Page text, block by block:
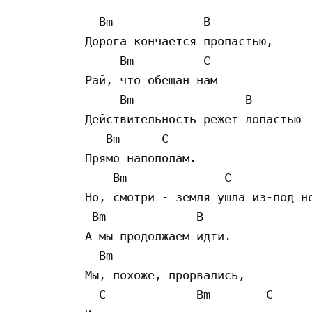
  Bm             B
Дорога кончается пропастью,
     Bm          C
Рай, что обещан нам
     Bm                B
Действительность режет лопастью
   Bm      C
Прямо напополам.
    Bm              C
Но, смотри - земля ушла из-под
Bm             B
А мы продолжаем идти.
  Bm
Мы, похоже, прорвались,
  C             Bm        C